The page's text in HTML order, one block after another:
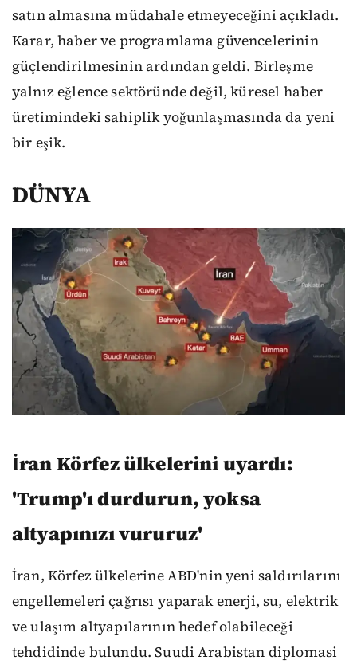
satın almasına müdahale etmeyeceğini açıkladı.
Karar, haber ve programlama güvencelerinin
güçlendirilmesinin ardından geldi. Birleşme
yalnız eğlence sektöründe değil, küresel haber
üretimindeki sahiplik yoğunlaşmasında da yeni
bir eşik.
DÜNYA
İran Körfez ülkelerini uyardı:
'Trump'ı durdurun, yoksa
altyapınızı vururuz'
İran, Körfez ülkelerine ABD'nin yeni saldırılarını
engellemeleri çağrısı yaparak enerji, su, elektrik
ve ulaşım altyapılarının hedef olabileceği
tehdidinde bulundu. Suudi Arabistan diplomasi